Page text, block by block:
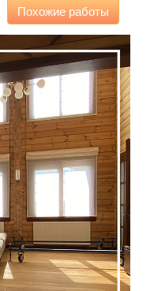
Похожие работы